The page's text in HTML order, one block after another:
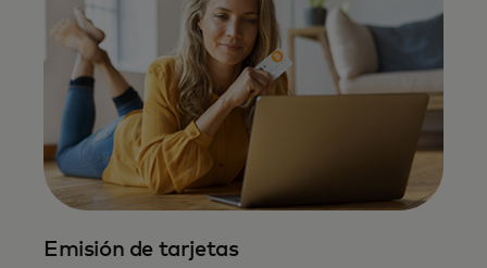
Emisión de tarjetas